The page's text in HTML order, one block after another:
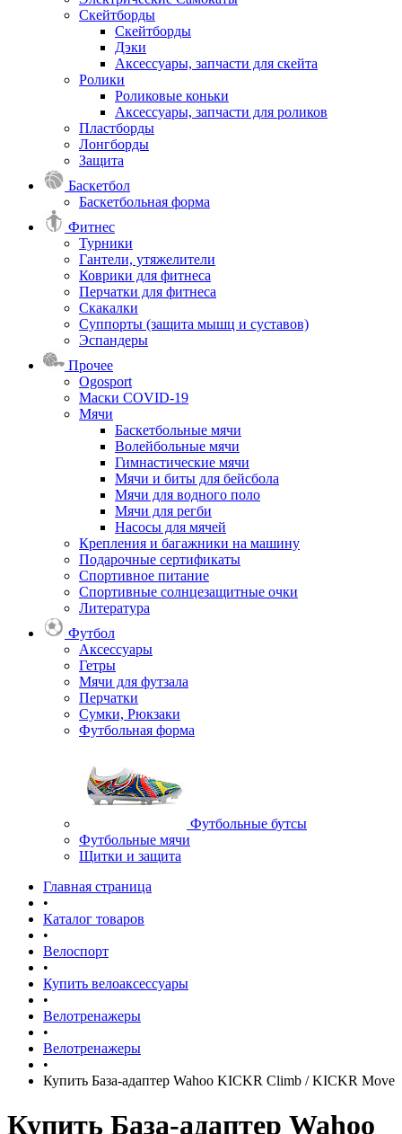
Скейтборды
Скейтборды
Дэки
Аксессуары, запчасти для скейта
Ролики
Роликовые коньки
Аксессуары, запчасти для роликов
Пластборды
Лонгборды
Защита
Баскетбол
Баскетбольная форма
Фитнес
Турники
Гантели, утяжелители
Коврики для фитнеса
Перчатки для фитнеса
Скакалки
Суппорты (защита мышц и суставов)
Эспандеры
Прочее
Ogosport
Маски COVID-19
Мячи
Баскетбольные мячи
Волейбольные мячи
Гимнастические мячи
Мячи и биты для бейсбола
Мячи для водного поло
Мячи для регби
Насосы для мячей
Крепления и багажники на машину
Подарочные сертификаты
Спортивное питание
Спортивные солнцезащитные очки
Литература
Футбол
Аксессуары
Гетры
Мячи для футзала
Перчатки
Сумки, Рюкзаки
Футбольная форма
Футбольные бутсы
Футбольные мячи
Щитки и защита
Главная страница
•
Каталог товаров
•
Велоспорт
•
Купить велоаксессуары
•
Велотренажеры
•
Велотренажеры
•
Купить База‑адаптер Wahoo KICKR Climb / KICKR Move
Купить База‑адаптер Wahoo